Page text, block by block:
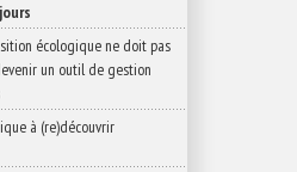
écologique ne doit pas
un outil de gestion
à (re)découvrir